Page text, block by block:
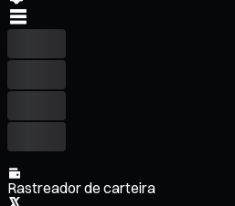
Rastreador de carteira